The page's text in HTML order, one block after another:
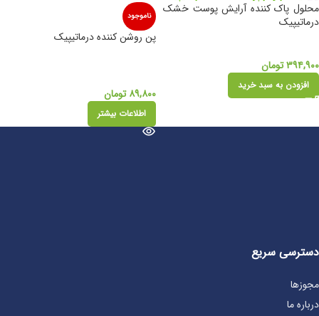
محلول پاک کننده آرایش پوست خشک
درماتیپیک
۳۹۴,۹۰۰تومان
افزودن به سبد خرید
ناموجود
پن روشن کننده درماتیپیک
۸۹,۸۰۰ تومان
اطلاعات بیشتر
دسترسی سریع
مجوزها
درباره ما